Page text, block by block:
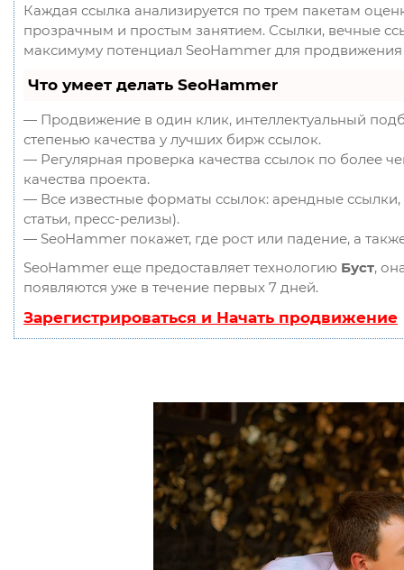
Каждая ссылка анализируется по трем пакетам
прозрачным и простым занятием. Ссылки, вечные
максимуму потенциал SeoHammer для продвижения
Что умеет делать SeoHammer
— Продвижение в один клик, интеллектуальный
степенью качества у лучших бирж ссылок.
— Регулярная проверка качества ссылок по более
качества проекта.
— Все известные форматы ссылок: арендные
статьи, пресс-релизы).
— SeoHammer покажет, где рост или падение, а
SeoHammer еще предоставляет технологию Буст,
появляются уже в течение первых 7 дней.
Зарегистрироваться и Начать продвижение